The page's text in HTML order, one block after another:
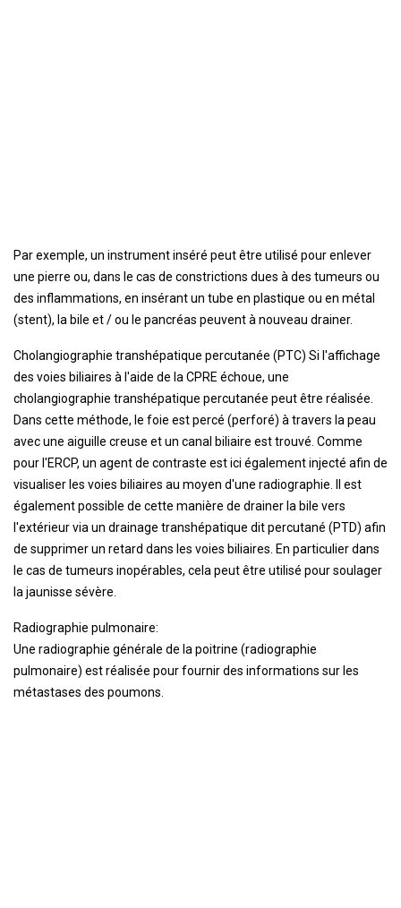
Par exemple, un instrument inséré peut être utilisé pour enlever
une pierre ou, dans le cas de constrictions dues à des tumeurs ou
des inflammations, en insérant un tube en plastique ou en métal
(stent), la bile et / ou le pancréas peuvent à nouveau drainer.
Cholangiographie transhépatique percutanée (PTC) Si l'affichage
des voies biliaires à l'aide de la CPRE échoue, une
cholangiographie transhépatique percutanée peut être réalisée.
Dans cette méthode, le foie est percé (perforé) à travers la peau
avec une aiguille creuse et un canal biliaire est trouvé. Comme
pour l'ERCP, un agent de contraste est ici également injecté afin de
visualiser les voies biliaires au moyen d'une radiographie. Il est
également possible de cette manière de drainer la bile vers
l'extérieur via un drainage transhépatique dit percutané (PTD) afin
de supprimer un retard dans les voies biliaires. En particulier dans
le cas de tumeurs inopérables, cela peut être utilisé pour soulager
la jaunisse sévère.
Radiographie pulmonaire:
Une radiographie générale de la poitrine (radiographie
pulmonaire) est réalisée pour fournir des informations sur les
métastases des poumons.